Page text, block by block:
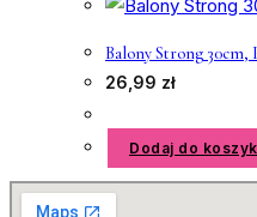
Balony Strong 30cm,
26,99 zł
Dodaj do